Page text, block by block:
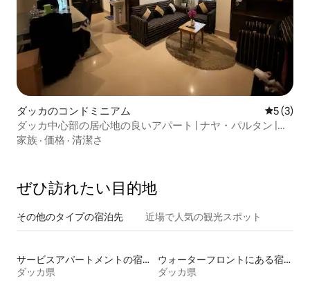
ダッカのコンドミニアム レビュー
5 (3)
ダッカ中心部の居心地の良いアパート | ナヤ・パルタン |
Wi-Fi＋エアコン
家族 · 価格 · 清潔さ
ぜひ訪⁠れ⁠た⁠い目⁠的⁠地
その他のタ⁠イ⁠プ⁠の宿⁠泊⁠先 近場で人気の観光スポット
サービスアパートメントの宿泊施設
ダッカ県
ウォーターフロントにある宿泊施設
ダッカ県